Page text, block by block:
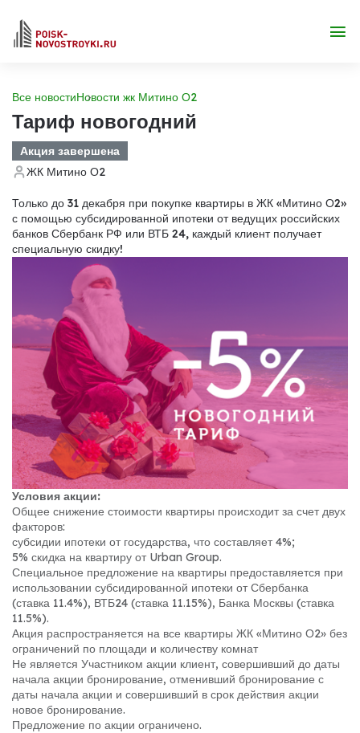
Все новостиНовости жк Митино О2
Тариф новогодний
Акция завершена
ЖК Митино О2
Только до 31 декабря при покупке квартиры в ЖК «Митино О2»
с помощью субсидированной ипотеки от ведущих российских
банков Сбербанк РФ или ВТБ 24, каждый клиент получает
специальную скидку!
Условия акции:
Общее снижение стоимости квартиры происходит за счет двух
факторов:
субсидии ипотеки от государства, что составляет 4%;
5% скидка на квартиру от Urban Group.
Специальное предложение на квартиры предоставляется при
использовании субсидированной ипотеки от Сбербанка
(ставка 11.4%), ВТБ24 (ставка 11.15%), Банка Москвы (ставка
11.5%).
Акция распространяется на все квартиры ЖК «Митино О2» без
ограничений по площади и количеству комнат
Не является Участником акции клиент, совершивший до даты
начала акции бронирование, отменивший бронирование с
даты начала акции и совершивший в срок действия акции
новое бронирование.
Предложение по акции ограничено.